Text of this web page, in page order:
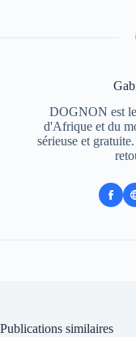
DOGNON est
d'Afrique et du
sérieuse et
Publications similaires